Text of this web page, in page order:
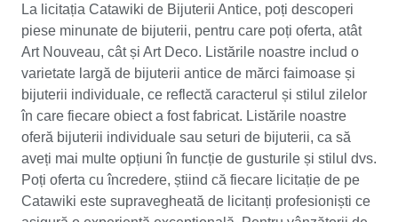
La licitația Catawiki de Bijuterii Antice, poți descoperi
piese minunate de bijuterii, pentru care poți oferta, atât
Art Nouveau, cât și Art Deco. Listările noastre includ o
varietate largă de bijuterii antice de mărci faimoase și
bijuterii individuale, ce reflectă caracterul și stilul zilelor
în care fiecare obiect a fost fabricat. Listările noastre
oferă bijuterii individuale sau seturi de bijuterii, ca să
aveți mai multe opțiuni în funcție de gusturile și stilul dvs.
Poți oferta cu încredere, știind că fiecare licitație de pe
Catawiki este supravegheată de licitanți profesioniști ce